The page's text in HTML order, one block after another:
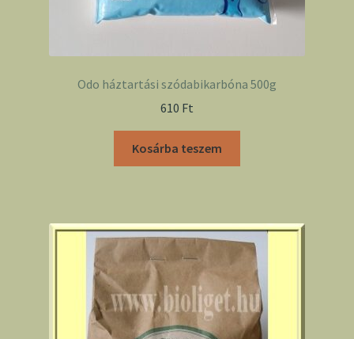
Odo háztartási szódabikarbóna 500g
610 Ft
Kosárba teszem